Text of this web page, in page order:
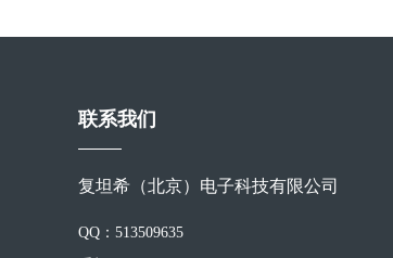
联系我们
复坦希（北京）电子科技有限公司
QQ：513509635